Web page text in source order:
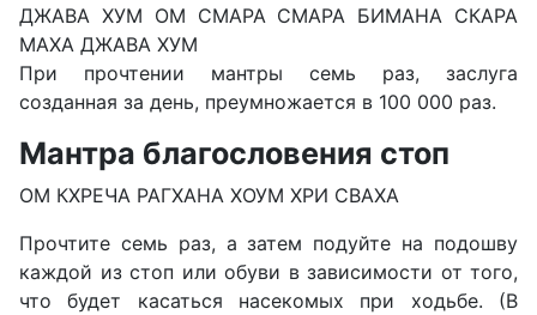
ДЖАВА ХУМ ОМ СМАРА СМАРА БИМАНА СКАРА
МАХА ДЖАВА ХУМ
При прочтении мантры семь раз, заслуга
созданная за день, преумножается в 100 000 раз.
Мантра благословения стоп
ОМ КХРЕЧА РАГХАНА ХОУМ ХРИ СВАХА
Прочтите семь раз, а затем подуйте на подошву
каждой из стоп или обуви в зависимости от того,
что будет касаться насекомых при ходьбе. (В